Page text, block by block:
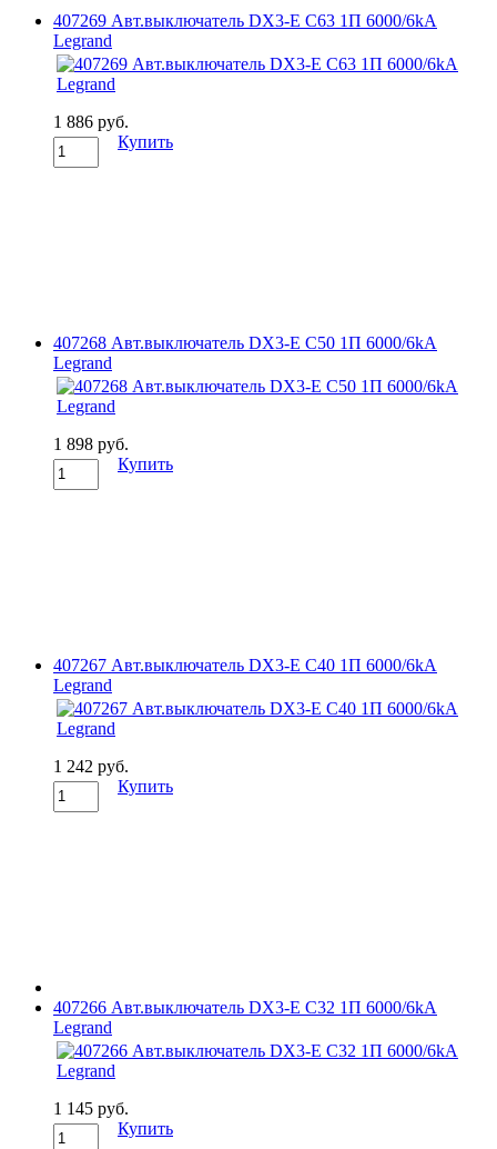
407269 Авт.выключатель DX3-E C63 1П 6000/6kA
Legrand
1 886 руб.
Купить
407268 Авт.выключатель DX3-E C50 1П 6000/6kA
Legrand
1 898 руб.
Купить
407267 Авт.выключатель DX3-E C40 1П 6000/6kA
Legrand
1 242 руб.
Купить
407266 Авт.выключатель DX3-E C32 1П 6000/6kA
Legrand
1 145 руб.
Купить